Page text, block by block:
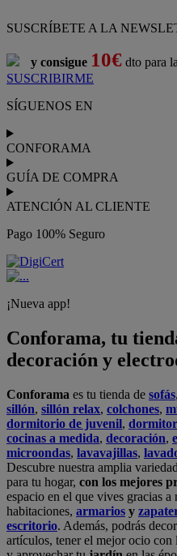
SUSCRÍBETE A LA
y consigue 10€ dto para
SUSCRIBIRME
SÍGUENOS EN
CONFORAMA
GUÍA DE COMPRA
ATENCIÓN AL CLIENTE
Pago 100% Seguro
¡Nueva app!
Conforama, tu
decoración y
Conforama es tu tienda de sofás,
sillón, sillón relax, colchones,
dormitorio de juvenil,
cocinas a medida, decoración,
microondas, lavavajillas,
Descubre nuestra amplia
para tu hogar, con los mejores
espacio en el que vives gracias a
habitaciones, armarios y
escritorio. Además, podrás
artículos, tener el mejor ocio con